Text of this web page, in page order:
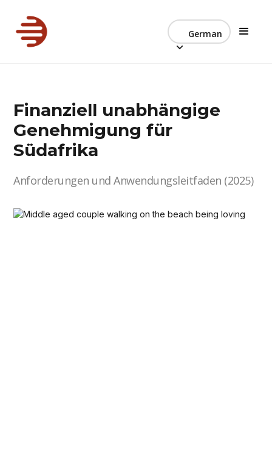
German
Finanziell unabhängige
Genehmigung für
Südafrika
Anforderungen und Anwendungsleitfaden (2025)